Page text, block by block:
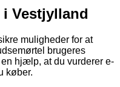
Vestjylland
muligheder for at
brugeres
hjælp, at du vurderer e-
køber.